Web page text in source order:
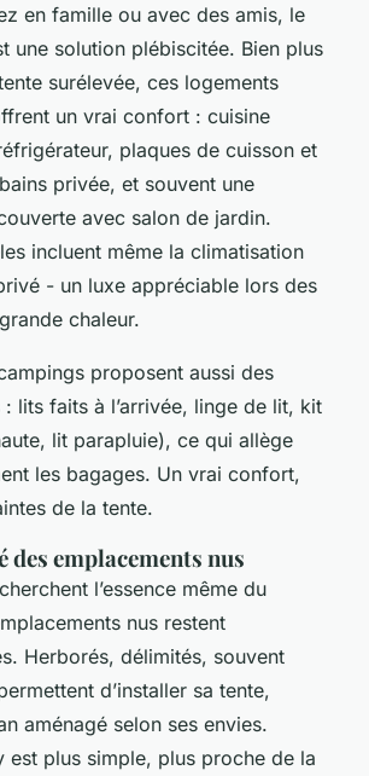
en famille ou avec des amis, le
une solution plébiscitée. Bien plus
surélevée, ces logements
un vrai confort : cuisine
plaques de cuisson et
privée, et souvent une
avec salon de jardin.
incluent même la climatisation
- un luxe appréciable lors des
chaleur.
proposent aussi des
lits faits à l’arrivée, linge de lit, kit
lit parapluie), ce qui allège
les bagages. Un vrai confort,
de la tente.
des emplacements nus
l’essence même du
nus restent
Herborés, délimités, souvent
d’installer sa tente,
aménagé selon ses envies.
est plus simple, plus proche de la